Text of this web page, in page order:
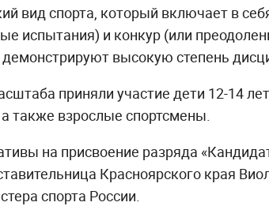
вид спорта, который включает в
испытания) и конкур (или
высокую степень
приняли участие дети 12-14
также взрослые спортсмены.
на присвоение разряда
Красноярского края
спорта России.